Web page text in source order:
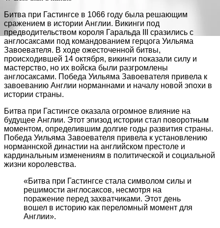
Битва при Гастингсе в 1066 году была решающим
сражением в истории Англии. Викинги под
предводительством короля Гаральда III сразились с
англосаксами под командованием герцога Уильяма
Завоевателя. В ходе ожесточенной битвы,
происходившей 14 октября, викинги показали силу и
мастерство, но их войска были разгромлены
англосаксами. Победа Уильяма Завоевателя привела к
завоеванию Англии норманнами и началу новой эпохи в
истории страны.
Битва при Гастингсе оказала огромное влияние на
будущее Англии. Этот эпизод истории стал поворотным
моментом, определившим долгие годы развития страны.
Победа Уильяма Завоевателя привела к установлению
норманнской династии на английском престоле и
кардинальным изменениям в политической и социальной
жизни королевства.
«Битва при Гастингсе стала символом силы и
решимости англосаксов, несмотря на
поражение перед захватчиками. Этот день
вошел в историю как переломный момент для
Англии».